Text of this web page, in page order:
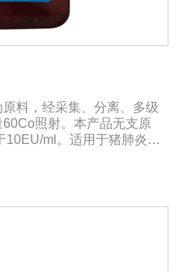
料，经采集、分离、多级
照射。本产品无支原
10EU/ml。适用于猪肺炎支
。规格：500ml/瓶保
意事项：解冻：采用逐
），可减少沉淀的产生使